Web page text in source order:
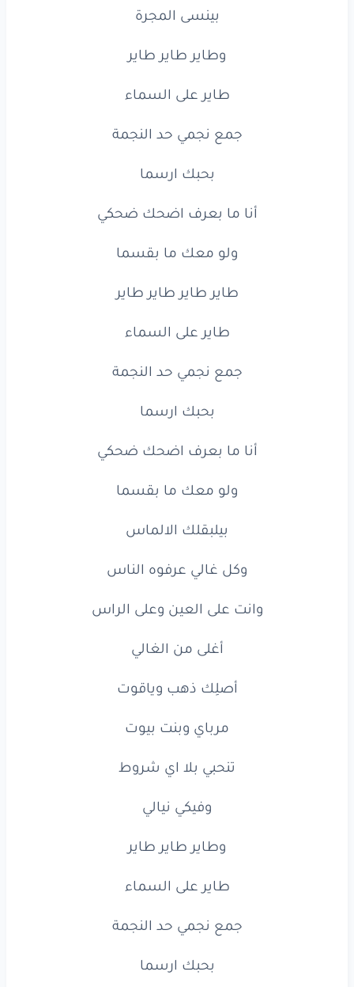
طايرطاير
طايرعلىالسماء
جمعنجمي حدالنجمة
بحبك
ارسما
بعرف
الالماس
وكلغالي عرفوه
الناس
علىالعينوعلى
أغلىمنالغالي
أصلِكذهبوياقوت
مربايوبنتبيوت
تنحبي
بلاايشروط
طاير
السماء
جمعنجميحد النجمة
بحبكارسما
بعرفاضحك
ولومعكمابقسما
طاير
طاير طاير
بحبك ارسما
بعرفاضحك
ولومعكمابقسما
وطايرطايرطاير
نجميحدالنجمة
بينسى المجرة
وطاير طاير طاير
طاير على السماء
جمع نجمي حد النجمة
بحبك ارسما
أنا ما بعرف اضحك ضحكي
ولو معك ما بقسما
طاير طاير طاير طاير
طاير على السماء
جمع نجمي حد النجمة
بحبك ارسما
أنا ما بعرف اضحك ضحكي
ولو معك ما بقسما
بيلبقلك الالماس
وكل غالي عرفوه الناس
وانت على العين وعلى الراس
أغلى من الغالي
أصلِك ذهب وياقوت
مرباي وبنت بيوت
تنحبي بلا اي شروط
وفيكي نيالي
وطاير طاير طاير
طاير على السماء
جمع نجمي حد النجمة
بحبك ارسما